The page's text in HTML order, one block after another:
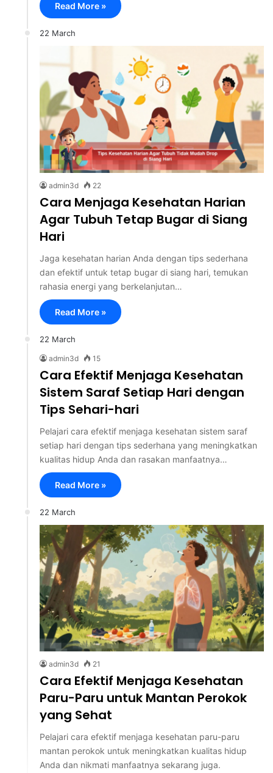
Read More »
22 March
admin3d 22
Cara Menjaga Kesehatan Harian
Agar Tubuh Tetap Bugar di Siang
Hari
Jaga kesehatan harian Anda dengan tips sederhana
dan efektif untuk tetap bugar di siang hari, temukan
rahasia energi yang berkelanjutan…
Read More »
22 March
admin3d 15
Cara Efektif Menjaga Kesehatan
Sistem Saraf Setiap Hari dengan
Tips Sehari-hari
Pelajari cara efektif menjaga kesehatan sistem saraf
setiap hari dengan tips sederhana yang meningkatkan
kualitas hidup Anda dan rasakan manfaatnya…
Read More »
22 March
admin3d 21
Cara Efektif Menjaga Kesehatan
Paru-Paru untuk Mantan Perokok
yang Sehat
Pelajari cara efektif menjaga kesehatan paru-paru
mantan perokok untuk meningkatkan kualitas hidup
Anda dan nikmati manfaatnya sekarang juga.